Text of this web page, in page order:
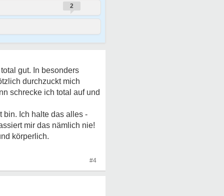
2
gut. In besonders
durchzuckt mich
schrecke ich total auf und
bin. Ich halte das alles -
mir das nämlich nie!
körperlich.
#4